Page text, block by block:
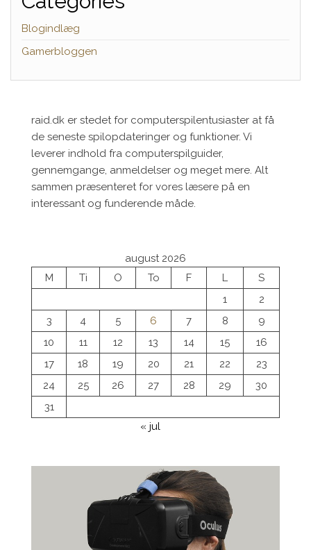
Blogindlæg
Gamerbloggen
raid.dk er stedet for computerspilentusiaster at få
de seneste spilopdateringer og funktioner. Vi
leverer indhold fra computerspilguider,
gennemgange, anmeldelser og meget mere. Alt
sammen præsenteret for vores læsere på en
interessant og funderende måde.
august 2026
M
Ti O To F L
S
1
2
3
4 5 6 7 8
9
10
11 12 13 14 15
16
17
18 19 20 21 22
23
24
25 26 27 28 29
30
31
« jul